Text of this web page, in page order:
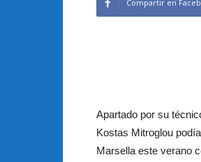
Compartir en
Apartado por su
Kostas Mitroglou
Marsella este verano